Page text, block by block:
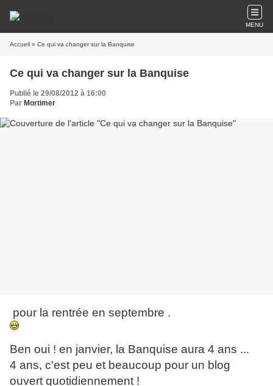
MENU
Accueil » Ce qui va changer sur la Banquise
Ce qui va changer sur la Banquise
Publié le 29/08/2012 à 16:00
Par Mortimer
pour la rentrée en septembre .
Ben oui ! en janvier, la Banquise aura 4 ans ...
4 ans, c'est peu et beaucoup pour un blog
ouvert quotidiennement !